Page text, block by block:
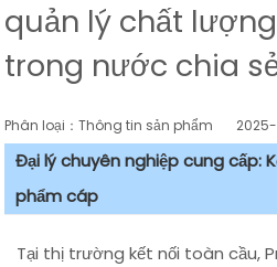
quản lý chất
trong nước chia
Phân loại：Thông tin sản phẩm 2025-
Đại lý chuyên nghiệp cung cấp:
phẩm cáp
Tại thị trường kết nối toàn cầu,